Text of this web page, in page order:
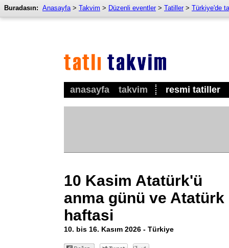
anasayfa takvim resmi tatiller
Buradasın: Anasayfa> Takvim > Düzenli eventler> Tatiller> Türkiye'de
10 Kasim Atatürk'ü
anma günü ve Atatürk
haftasi
10. bis 16. Kasım 2026 - Türkiye